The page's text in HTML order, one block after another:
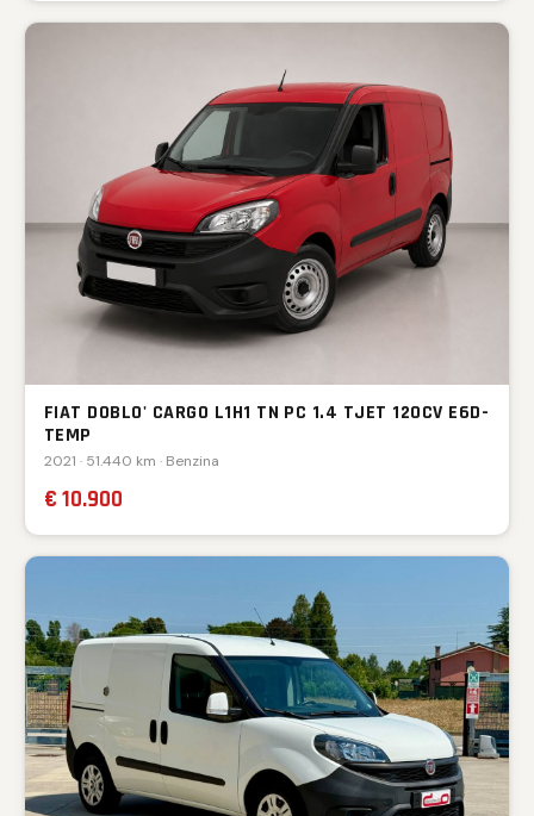
FIAT DOBLO' CARGO L1H1 TN PC 1.4 TJET 120CV E6D-
TEMP
2021 · 51.440 km · Benzina
€ 10.900